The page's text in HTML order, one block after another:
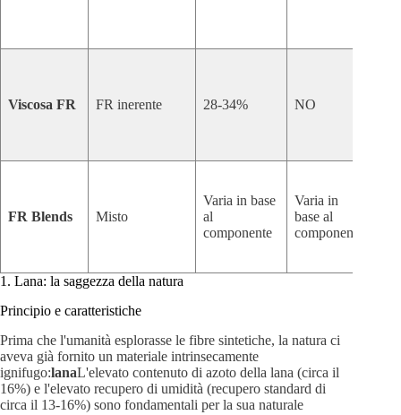
Viscosa FR FR inerente 28-34% NO
FR Blends Misto
Varia in base
al
componente
Varia in
base al
componente
1. Lana: la saggezza della natura
Principio e caratteristiche
Prima che l'umanità esplorasse le fibre sintetiche, la natura ci
aveva già fornito un materiale intrinsecamente
ignifugo:lanaL'elevato contenuto di azoto della lana (circa il
16%) e l'elevato recupero di umidità (recupero standard di
circa il 13-16%) sono fondamentali per la sua naturale